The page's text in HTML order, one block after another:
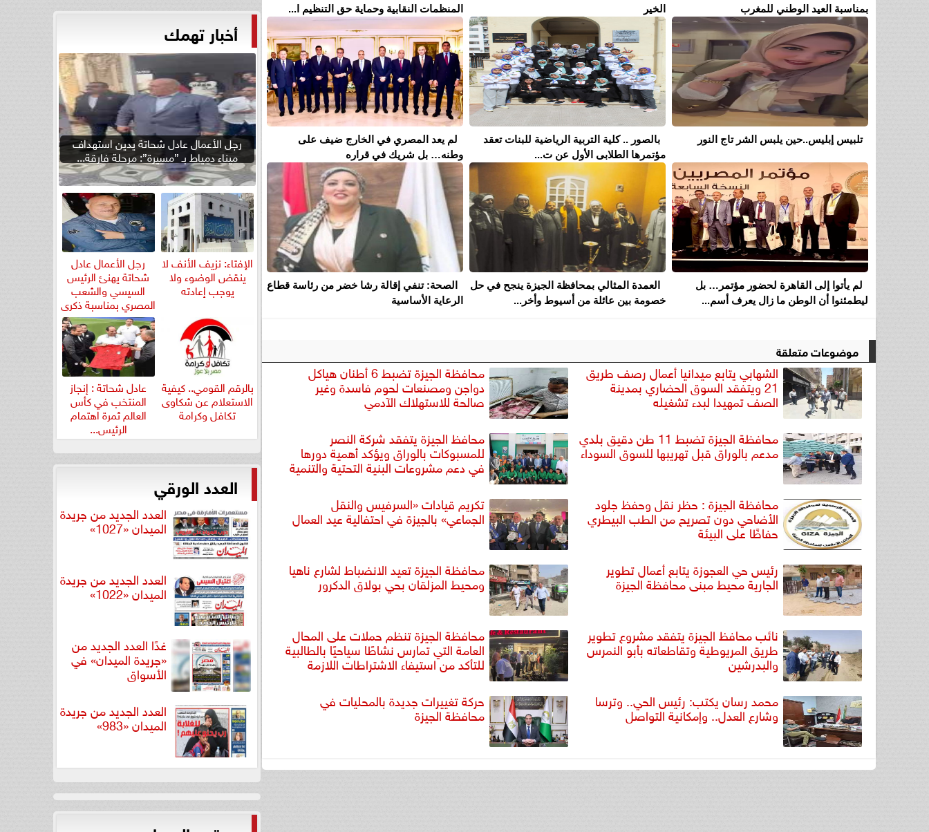
بمناسبة العيد الوطني للمغرب
الخير
المنظمات النقابية وحماية حق التنظيم ا...
تلبيس إبليس..حين يلبس الشر تاج النور
بالصور .. كلية التربية الرياضية للبنات تعقد
مؤتمرها الطلابى الأول عن ت...
لم يعد المصري في الخارج ضيف على
وطنه… بل شريك في قراره
لم يأتوا إلى القاهرة لحضور مؤتمر… بل
ليطمئنوا أن الوطن ما زال يعرف أسم...
العمدة المثالي بمحافظة الجيزة ينجح في حل
خصومة بين عائلة من أسيوط وأخر...
الصحة: تنفي إقالة رشا خضر من رئاسة قطاع
الرعاية الأساسية
موضوعات متعلقة
الشهابي يتابع ميدانيا أعمال رصف طريق
21 ويتفقد السوق الحضاري بمدينة
الصف تمهيدا لبدء تشغيله
محافظة الجيزة تضبط 6 أطنان هياكل
دواجن ومصنعات لحوم فاسدة وغير
صالحة للاستهلاك الآدمي
محافظة الجيزة تضبط 11 طن دقيق بلدي
مدعم بالوراق قبل تهريبها للسوق السوداء
محافظ الجيزة يتفقد شركة النصر
للمسبوكات بالوراق ويؤكد أهمية دورها
في دعم مشروعات البنية التحتية والتنمية
محافظة الجيزة : حظر نقل وحفظ جلود
الأضاحي دون تصريح من الطب البيطري
حفاظًا على البيئة
تكريم قيادات «السرفيس والنقل
الجماعي» بالجيزة في احتفالية عيد العمال
رئيس حي العجوزة يتابع أعمال تطوير
الجارية محيط مبنى محافظة الجيزة
محافظة الجيزة تعيد الانضباط لشارع ناهيا
ومحيط المزلقان بحي بولاق الدكرور
نائب محافظ الجيزة يتفقد مشروع تطوير
طريق المريوطية وتقاطعاته بأبو النمرس
والبدرشين
محافظة الجيزة تنظم حملات على المحال
العامة التي تمارس نشاطًا سياحيًا بالطالبية
للتأكد من استيفاء الاشتراطات اللازمة
محمد رسان يكتب: رئيس الحي.. وترسا
وشارع العدل.. وإمكانية التواصل
حركة تغييرات جديدة بالمحليات في
محافظة الجيزة
أخبار تهمك
رجل الأعمال عادل شحاتة يدين استهداف
ميناء دمياط بـ ”مسيرة”: مرحلة فارقة...
الإفتاء: نزيف الأنف لا
ينقض الوضوء ولا
يوجب إعادته
رجل الأعمال عادل
شحاتة يهنئ الرئيس
السيسي والشعب
المصري بمناسبة ذكرى
ثورة...
بالرقم القومي.. كيفية
الاستعلام عن شكاوى
تكافل وكرامة
عادل شحاتة : إنجاز
المنتخب في كأس
العالم ثمرة اهتمام
الرئيس...
العدد الورقي
العدد الجديد من جريدة
الميدان «1027»
العدد الجديد من جريدة
الميدان «1022»
غدًا العدد الجديد من
«جريدة الميدان» في
الأسواق
العدد الجديد من جريدة
الميدان «983»